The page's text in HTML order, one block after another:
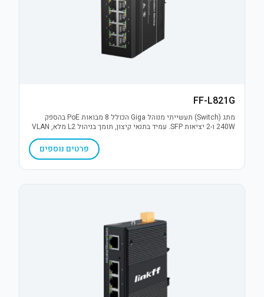
FF-L821G
מתג (Switch) תעשייתי מנוהל Giga הכולל 8 מבואות PoE בהספק
240W ו-2 יציאות SFP. עמיד בתנאי קיצון, תומך בניהול L2 מלא, VLAN
פרטים נוספים